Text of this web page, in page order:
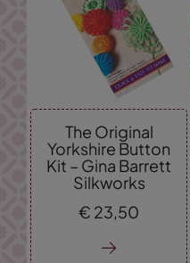
The Original
Yorkshire Button
Kit – Gina Barrett
Silkworks
€ 23,50